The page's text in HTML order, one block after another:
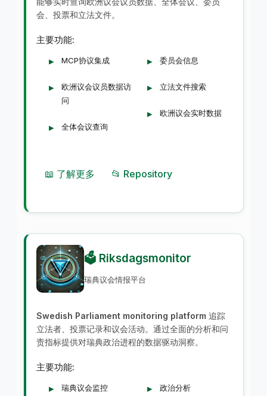
会、投票和立法文件。
主要功能:
MCP协议集成
欧洲议会议员数据访
问
全体会议查询
委员会信息
立法文件搜索
欧洲议会实时数据
📖 了解更多 📂 Repository
🗳️ Riksdagsmonitor
瑞典议会情报平台
Swedish Parliament monitoring platform 追踪
立法者、投票记录和议会活动。通过全面的分析和问
责指标提供对瑞典政治进程的数据驱动洞察。
主要功能:
瑞典议会监控 政治分析